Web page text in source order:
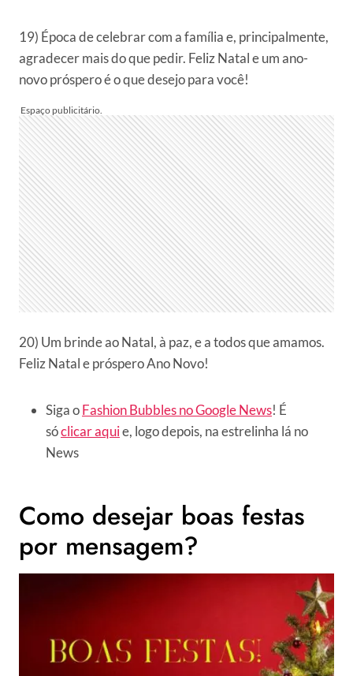
19) Época de celebrar com a família e, principalmente,
agradecer mais do que pedir. Feliz Natal e um ano-
novo próspero é o que desejo para você!
20) Um brinde ao Natal, à paz, e a todos que amamos.
Feliz Natal e próspero Ano Novo!
Siga oFashion Bubbles no Google News! É
sóclicar aquie, logo depois, na estrelinha lá no
News
Como desejar boas festas
por mensagem?